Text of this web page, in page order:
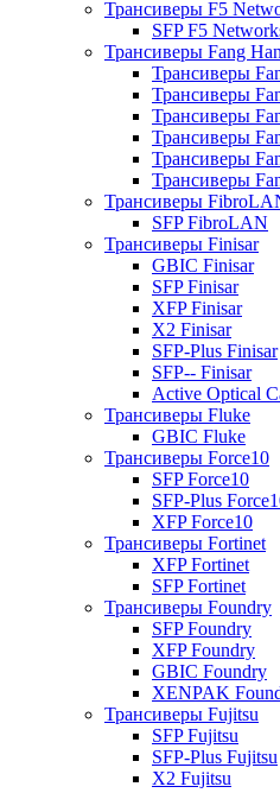
Трансиверы F5
SFP F5
Трансиверы Fang
Трансиверы
Трансиверы
Трансиверы
Трансиверы
Трансиверы
Трансиверы
Трансиверы
SFP FibroLAN
Трансиверы Finisar
GBIC Finisar
SFP Finisar
XFP Finisar
X2 Finisar
SFP-Plus Finisar
SFP-- Finisar
Active Optical
Трансиверы Fluke
GBIC Fluke
Трансиверы Force10
SFP Force10
SFP-Plus
XFP Force10
Трансиверы Fortinet
XFP Fortinet
SFP Fortinet
Трансиверы Foundry
SFP Foundry
XFP Foundry
GBIC Foundry
XENPAK
Трансиверы Fujitsu
SFP Fujitsu
SFP-Plus Fujitsu
X2 Fujitsu